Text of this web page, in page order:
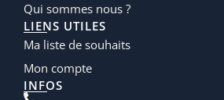
Qui sommes nous ?
LIENS UTILES
Ma liste de souhaits
Mon compte
INFOS